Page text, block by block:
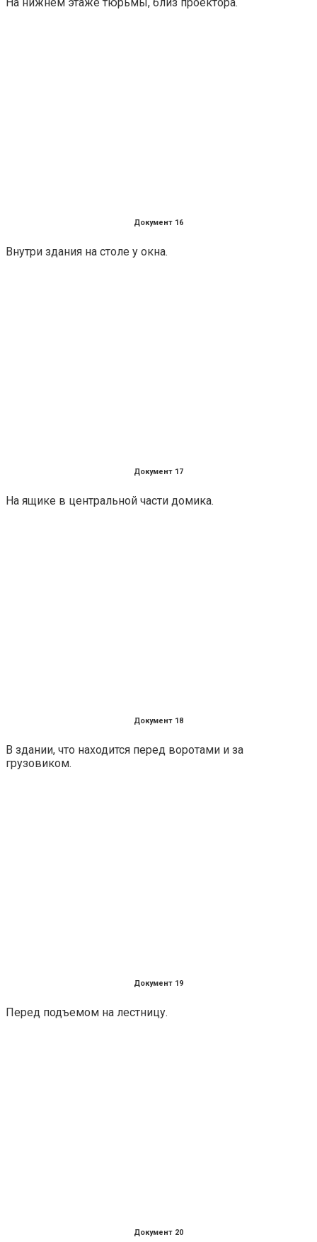
Документ 16
Внутри здания на столе у окна.
Документ 17
На ящике в центральной части домика.
Документ 18
В здании, что находится перед воротами и за
грузовиком.
Документ 19
Перед подъемом на лестницу.
Документ 20